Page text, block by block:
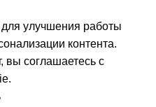
улучшения работы
контента.
вы соглашаетесь с